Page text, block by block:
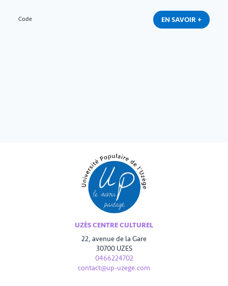
Code EN SAVOIR +
UZÈS CENTRE CULTUREL
22, avenue de la Gare
30700 UZES
0466224702
contact@up-uzege.com